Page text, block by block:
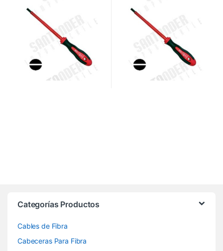
Categorías Productos
Cables de Fibra
Cabeceras Para Fibra